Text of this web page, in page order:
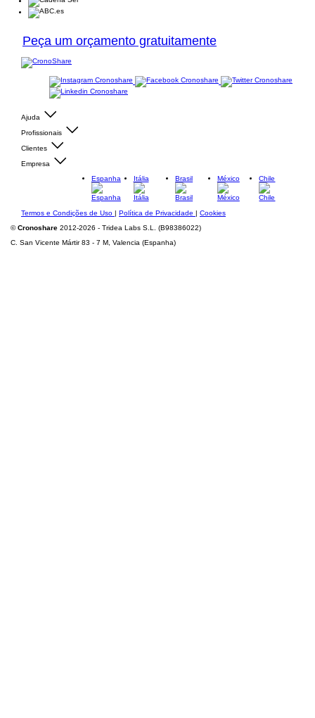
Peça um orçamento gratuitamente
Ajuda
Profissionais
Clientes
Empresa
Espanha
Itália Brasil México Chile
Termos e Condições de Uso | Política de Privacidade | Cookies
©Cronoshare 2012-2026 - Tridea Labs S.L. (B98386022)
C. San Vicente Mártir 83 - 7 M, Valencia (Espanha)